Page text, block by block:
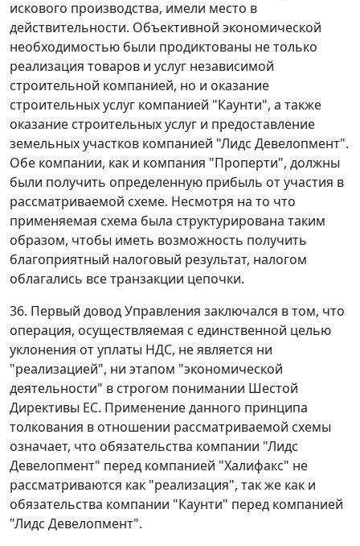
искового производства, имели место в
действительности. Объективной экономической
необходимостью были продиктованы не только
реализация товаров и услуг независимой
строительной компанией, но и оказание
строительных услуг компанией "Каунти", а также
оказание строительных услуг и предоставление
земельных участков компанией "Лидс Девелопмент".
Обе компании, как и компания "Проперти", должны
были получить определенную прибыль от участия в
рассматриваемой схеме. Несмотря на то что
применяемая схема была структурирована таким
образом, чтобы иметь возможность получить
благоприятный налоговый результат, налогом
облагались все транзакции цепочки.
36. Первый довод Управления заключался в том, что
операция, осуществляемая с единственной целью
уклонения от уплаты НДС, не является ни
"реализацией", ни этапом "экономической
деятельности" в строгом понимании Шестой
Директивы ЕС. Применение данного принципа
толкования в отношении рассматриваемой схемы
означает, что обязательства компании "Лидс
Девелопмент" перед компанией "Халифакс" не
рассматриваются как "реализация", так же как и
обязательства компании "Каунти" перед компанией
"Лидс Девелопмент".